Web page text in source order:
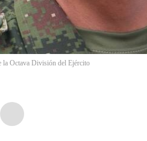
la Octava División del Ejército